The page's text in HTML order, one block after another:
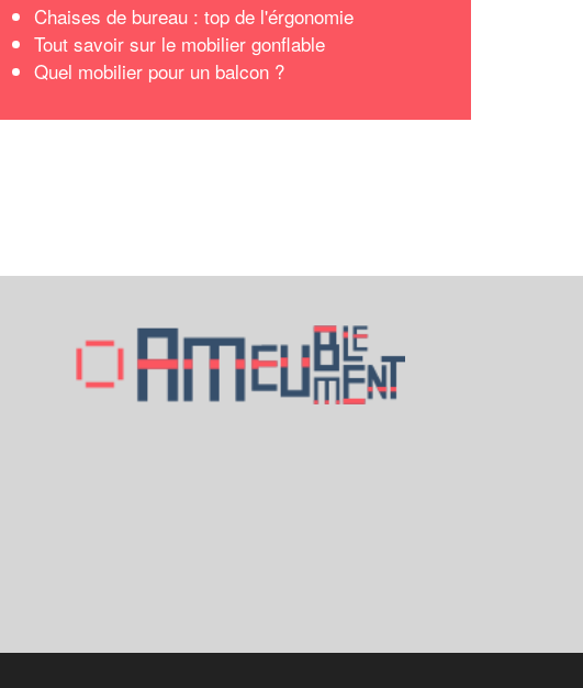
Chaises de bureau : top de l'érgonomie
Tout savoir sur le mobilier gonflable
Quel mobilier pour un balcon ?